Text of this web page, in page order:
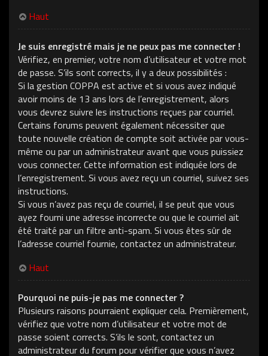
Haut
Je suis enregistré mais je ne peux pas me connecter !
Vérifiez, en premier, votre nom d’utilisateur et votre mot
de passe. S’ils sont corrects, il y a deux possibilités :
Si la gestion COPPA est active et si vous avez indiqué
avoir moins de 13 ans lors de l’enregistrement, alors
vous devrez suivre les instructions reçues par courriel.
Certains forums peuvent également nécessiter que
toute nouvelle création de compte soit activée par vous-
même ou par un administrateur avant que vous puissiez
vous connecter. Cette information est indiquée lors de
l’enregistrement. Si vous avez reçu un courriel, suivez ses
instructions.
Si vous n’avez pas reçu de courriel, il se peut que vous
ayez fourni une adresse incorrecte ou que le courriel ait
été traité par un filtre anti-spam. Si vous êtes sûr de
l’adresse courriel fournie, contactez un administrateur.
Haut
Pourquoi ne puis-je pas me connecter ?
Plusieurs raisons pourraient expliquer cela. Premièrement,
vérifiez que votre nom d’utilisateur et votre mot de
passe soient corrects. S’ils le sont, contactez un
administrateur du forum pour vérifier que vous n’avez